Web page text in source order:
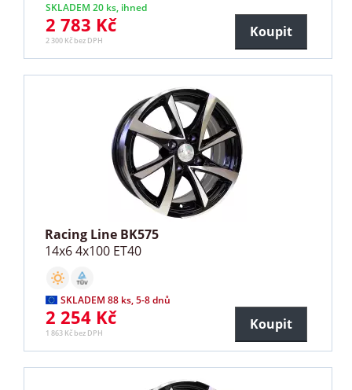
SKLADEM 20 ks, ihned
2 783 Kč
2 300 Kč bez DPH
Koupit
Racing Line BK575
14x6 4x100 ET40
SKLADEM 88 ks, 5-8 dnů
2 254 Kč
1 863 Kč bez DPH
Koupit